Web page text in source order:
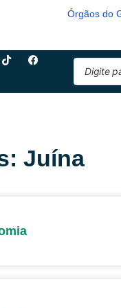
Órgãos do
T
i
o
F
a
b
Pesquisar
Juína